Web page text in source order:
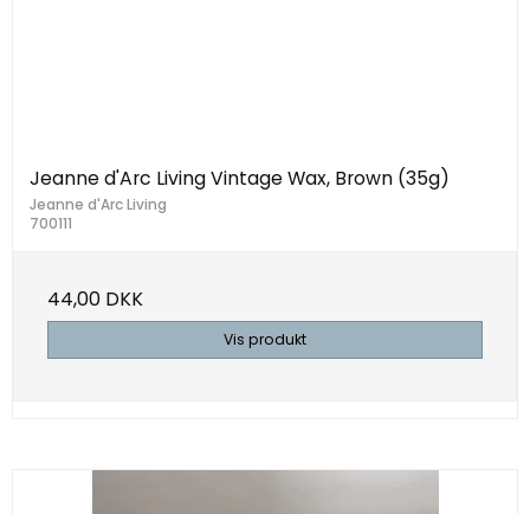
Jeanne d'Arc Living Vintage Wax, Brown (35g)
Jeanne d'Arc Living
700111
44,00 DKK
Vis produkt